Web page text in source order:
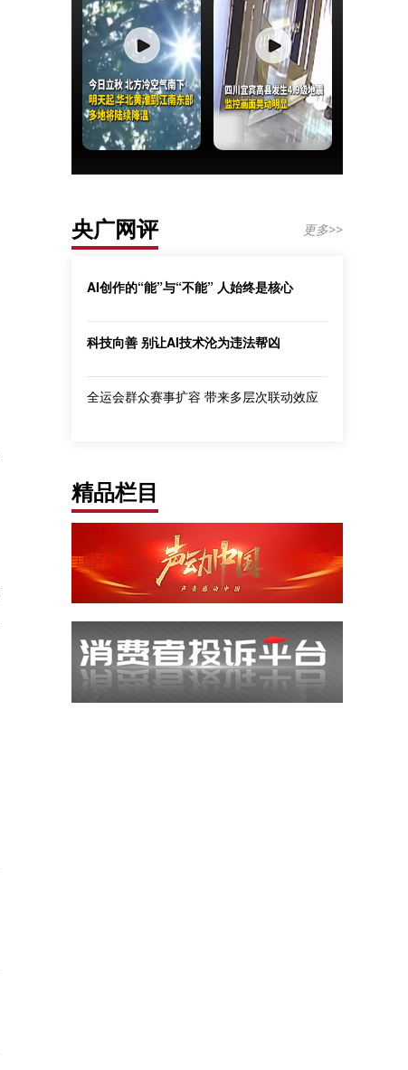
央广网评 更多>>
AI创作的“能”与“不能” 人始终是核心
科技向善 别让AI技术沦为违法帮凶
全运会群众赛事扩容 带来多层次联动效应
精品栏目